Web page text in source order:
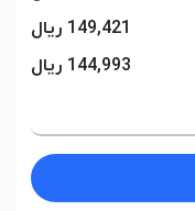
149,421 ریال
144,993 ریال